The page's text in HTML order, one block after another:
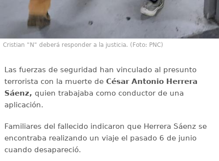
Cristian "N" deberá responder a la justicia. (Foto: PNC)
Las fuerzas de seguridad han vinculado al presunto
terrorista con la muerte de César Antonio Herrera
Sáenz, quien trabajaba como conductor de una
aplicación.
Familiares del fallecido indicaron que Herrera Sáenz se
encontraba realizando un viaje el pasado 6 de junio
cuando desapareció.